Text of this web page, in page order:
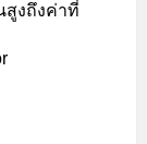
สูงถึงค่าที่